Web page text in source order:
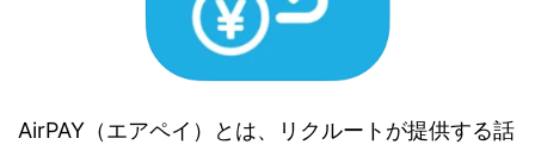
AirPAY（エアペイ）とは、リクルートが提供する話